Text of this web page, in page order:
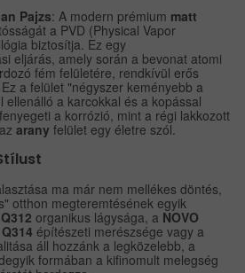
Pajzs: A modern prémium matt
a PVD (Physical Vapor
biztosítja. Ez egy
eljárás, amely során a bevonat atomi
fém felületére, rendkívül erős
a felület "négyszer keményebb a
ellenálló a karcokkal és a kopással
a korrózió, mint a régi lakkozott
arany felület egy életre szól.
ma már nem mellékes döntés,
otthon megteremtésének egyik
organikus lágysága, a NOVO
építészeti merészsége vagy a
áll hozzánk a legközelebb, a
formában a kifinomult melegség